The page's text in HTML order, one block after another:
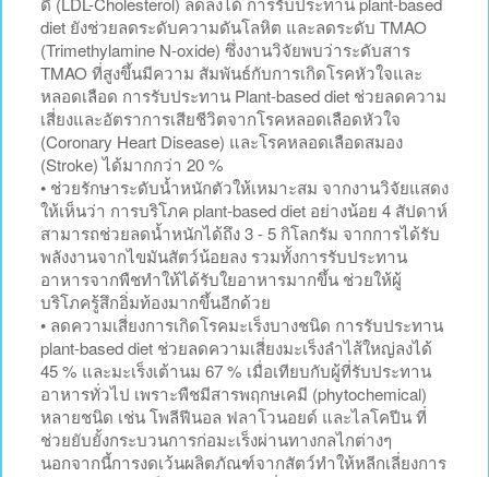
diet ยังช่วยลดระดับความดันโลหิต และลดระดับ TMAO
(Trimethylamine N-oxide) ซึ่งงานวิจัยพบว่าระดับสาร
TMAO ที่สูงขึ้นมีความ สัมพันธ์กับการเกิดโรคหัวใจและ
หลอดเลือด การรับประทาน Plant-based diet ช่วยลดความ
เสี่ยงและอัตราการเสียชีวิตจากโรคหลอดเลือดหัวใจ
(Coronary Heart Disease) และโรคหลอดเลือดสมอง
(Stroke) ได้มากกว่า 20 %
• ช่วยรักษาระดับน้ำหนักตัวให้เหมาะสม จากงานวิจัยแสดง
ให้เห็นว่า การบริโภค plant-based diet อย่างน้อย 4 สัปดาห์
สามารถช่วยลดน้ำหนักได้ถึง 3 - 5 กิโลกรัม จากการได้รับ
พลังงานจากไขมันสัตว์น้อยลง รวมทั้งการรับประทาน
อาหารจากพืชทำให้ได้รับใยอาหารมากขึ้น ช่วยให้ผู้
บริโภครู้สึกอิ่มท้องมากขึ้นอีกด้วย
• ลดความเสี่ยงการเกิดโรคมะเร็งบางชนิด การรับประทาน
plant-based diet ช่วยลดความเสี่ยงมะเร็งลำไส้ใหญ่ลงได้
45 % และมะเร็งเต้านม 67 % เมื่อเทียบกับผู้ที่รับประทาน
อาหารทั่วไป เพราะพืชมีสารพฤกษเคมี (phytochemical)
หลายชนิด เช่น โพลีฟีนอล ฟลาโวนอยด์ และไลโคปีน ที่
ช่วยยับยั้งกระบวนการก่อมะเร็งผ่านทางกลไกต่างๆ
นอกจากนี้การงดเว้นผลิตภัณฑ์จากสัตว์ทำให้หลีกเลี่ยงการ